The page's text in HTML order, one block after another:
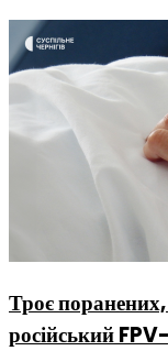
Троє
російський